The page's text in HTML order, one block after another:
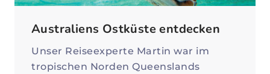
Australiens Ostküste entdecken
Unser Reiseexperte Martin war im
tropischen Norden Queenslands